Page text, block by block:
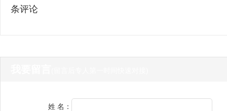
条评论
姓 名：